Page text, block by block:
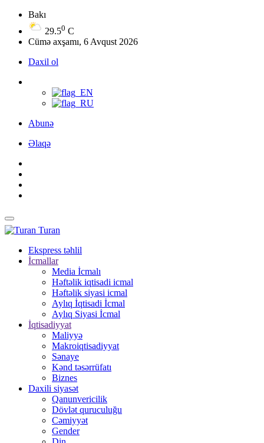
Bakı
29.50 C
Cümə axşamı, 6 Avqust 2026
Daxil ol
Abunə
Əlaqə
Turan
Ekspress təhlil
İcmallar
Media İcmalı
Həftəlik iqtisadi icmal
Həftəlik siyasi icmal
Aylıq İqtisadi İcmal
Aylıq Siyasi İcmal
İqtisadiyyat
Maliyyə
Makroiqtisadiyyat
Sənaye
Kənd təsərrüfatı
Biznes
Daxili siyasət
Qanunvericilik
Dövlət quruculuğu
Cəmiyyət
Gender